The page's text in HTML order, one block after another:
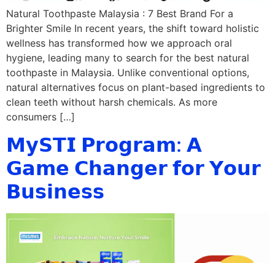
Natural Toothpaste Malaysia : 7 Best Brand For a
Brighter Smile In recent years, the shift toward holistic
wellness has transformed how we approach oral
hygiene, leading many to search for the best natural
toothpaste in Malaysia. Unlike conventional options,
natural alternatives focus on plant-based ingredients to
clean teeth without harsh chemicals. As more
consumers […]
𝗠𝘆𝗦𝗧𝗜 𝗣𝗿𝗼𝗴𝗿𝗮𝗺: 𝗔
𝗚𝗮𝗺𝗲 𝗖𝗵𝗮𝗻𝗴𝗲𝗿 𝗳𝗼𝗿 𝗬𝗼𝘂𝗿
𝗕𝘂𝘀𝗶𝗻𝗲𝘀𝘀